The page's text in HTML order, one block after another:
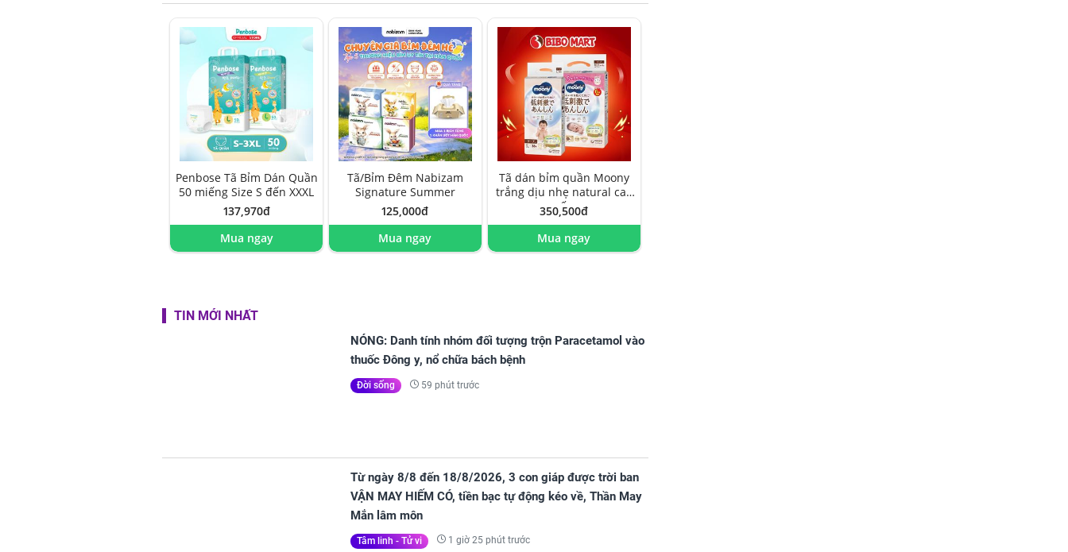
Penbose Tã Bỉm Dán Quần
50 miếng Size S đến XXXL
137,970đ
Mua ngay
Tã/Bỉm Đêm Nabizam
Signature Summer
125,000đ
Mua ngay
Tã dán bỉm quần Moony
trắng dịu nhẹ natural cao
cấp
350,500đ
Mua ngay
TIN MỚI NHẤT
NÓNG: Danh tính nhóm đối tượng trộn Paracetamol vào
thuốc Đông y, nổ chữa bách bệnh
Đời sống 59 phút trước
Từ ngày 8/8 đến 18/8/2026, 3 con giáp được trời ban
VẬN MAY HIẾM CÓ, tiền bạc tự động kéo về, Thần May